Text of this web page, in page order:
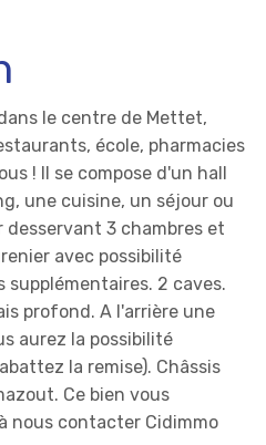
le centre de Mettet,
école, pharmacies
! Il se compose d'un hall
une cuisine, un séjour ou
desservant 3 chambres et
avec possibilité
supplémentaires. 2 caves.
profond. A l'arrière une
aurez la possibilité
la remise). Châssis
Ce bien vous
nous contacter Cidimmo